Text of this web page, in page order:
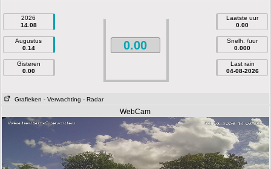
2026
14.08
Augustus
0.14
Gisteren
0.00
0.00
Laatste uur
0.00
Snelh. /uur
0.000
Last rain
04-08-2026
Grafieken - Verwachting - Radar
WebCam